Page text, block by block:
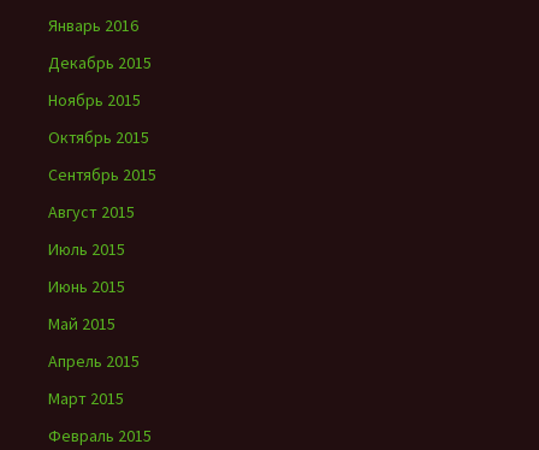
Январь 2016
Декабрь 2015
Ноябрь 2015
Октябрь 2015
Сентябрь 2015
Август 2015
Июль 2015
Июнь 2015
Май 2015
Апрель 2015
Март 2015
Февраль 2015